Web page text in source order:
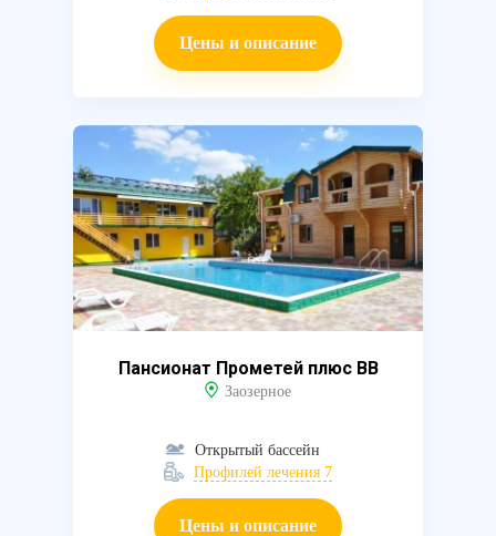
Цены и описание
Пансионат Прометей плюс ВВ
Заозерное
Открытый бассейн
Профилей лечения 7
Цены и описание